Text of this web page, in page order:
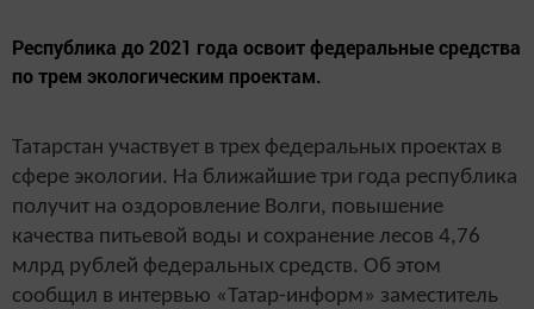
Республика до 2021 года освоит федеральные средства
по трем экологическим проектам.
Татарстан участвует в трех федеральных проектах в
сфере экологии. На ближайшие три года республика
получит на оздоровление Волги, повышение
качества питьевой воды и сохранение лесов 4,76
млрд рублей федеральных средств. Об этом
сообщил в интервью «Татар-информ» заместитель